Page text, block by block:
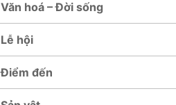
Văn hoá – Đời sống
Lễ hội
Điểm đến